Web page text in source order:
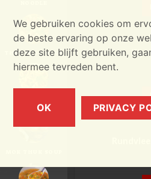
THEN THUK SOUP Kip
We gebruiken cookies om
de beste ervaring op onze
deze site blijft gebruiken,
hiermee tevreden bent.
OK PRIVACY